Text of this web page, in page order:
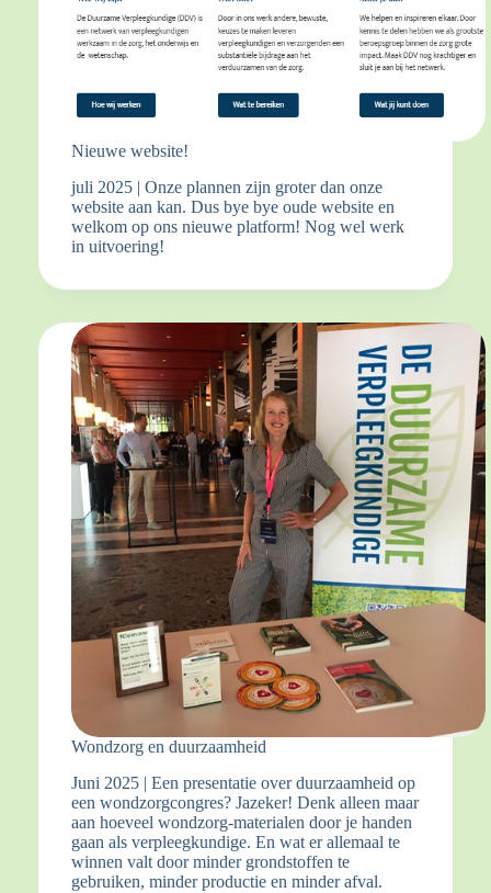
Nieuwe website!
juli 2025 | Onze plannen zijn groter dan onze
website aan kan. Dus bye bye oude website en
welkom op ons nieuwe platform! Nog wel werk
in uitvoering!
Wondzorg en duurzaamheid
Juni 2025 | Een presentatie over duurzaamheid op
een wondzorgcongres? Jazeker! Denk alleen maar
aan hoeveel wondzorg-materialen door je handen
gaan als verpleegkundige. En wat er allemaal te
winnen valt door minder grondstoffen te
gebruiken, minder productie en minder afval.